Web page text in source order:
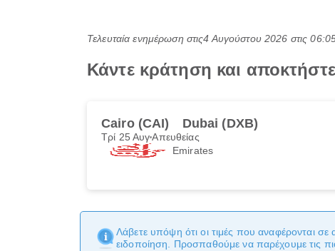
Τελευταία ενημέρωση στις4 Αυγούστου 2026 στις
Κάντε κράτηση και
Cairo (CAI) Dubai (DXB)
Τρί 25 ΑυγΑπευθείας
Emirates
Λάβετε υπόψη ότι οι τιμές που αναφέρονται σε
ειδοποίηση. Προσπαθούμε να παρέχουμε τις